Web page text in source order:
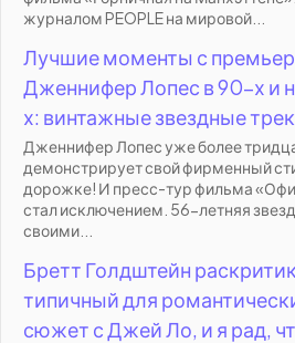
журналом PEOPLE на мировой...
Лучшие моменты с
Дженнифер Лопес в 90-х и
х: винтажные звездные
Дженнифер Лопес уже более
демонстрирует свой фирменный
дорожке! И пресс-тур фильма
стал исключением. 56-летняя
своими...
Бретт Голдштейн
типичный для
сюжет с Джей Ло, и я рад,